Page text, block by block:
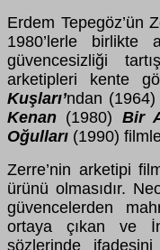
Erdem Tepegöz’ün
1980’lerle birlikte
güvencesizliği
arketipleri kente
Kuşları’ndan
Kenan (1980) Bir
Oğulları (1990)
Zerre’nin arketipi
ürünü olmasıdır.
güvencelerden
ortaya çıkan ve
sözlerinde